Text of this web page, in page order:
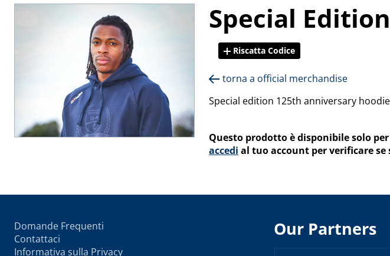
Special
Riscatta Codice
torna a official merchandise
Special edition 125th anniversary
Questo prodotto è disponibile solo
accedi al tuo account per verificare
Domande Frequenti
Contattaci
Informativa sulla Privacy
Our Partners